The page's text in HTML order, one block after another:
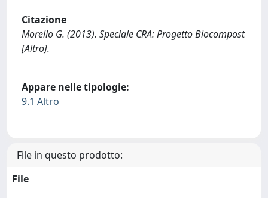
Citazione
Morello G. (2013). Speciale CRA: Progetto Biocompost
[Altro].
Appare nelle tipologie:
9.1 Altro
File in questo prodotto:
File